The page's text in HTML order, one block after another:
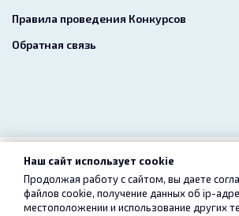
Правила проведения Конкурсов
Обратная связь
2026
Пользовательское соглашение
Наш сайт использует cookie
Продолжая работу с сайтом, вы даете
файлов cookie, получение данных об ip-
местоположении и использование других